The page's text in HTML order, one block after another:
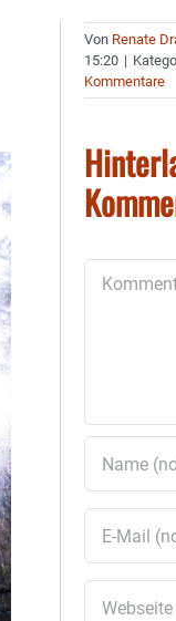
Von Renate
15:20 |
Kommentare